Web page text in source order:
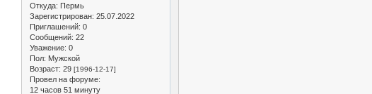
Откуда: Пермь
Зарегистрирован: 25.07.2022
Приглашений: 0
Сообщений: 22
Уважение: 0
Пол: Мужской
Возраст: 29 [1996-12-17]
Провел на форуме:
12 часов 51 минуту